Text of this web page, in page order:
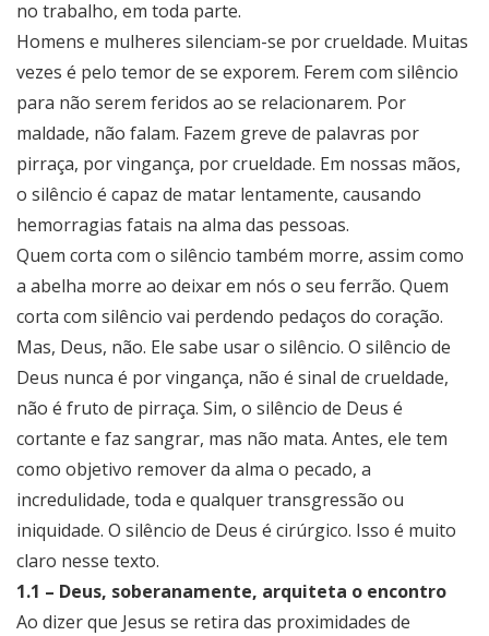
no trabalho, em toda parte.
Homens e mulheres silenciam-se por crueldade. Muitas
vezes é pelo temor de se exporem. Ferem com silêncio
para não serem feridos ao se relacionarem. Por
maldade, não falam. Fazem greve de palavras por
pirraça, por vingança, por crueldade. Em nossas mãos,
o silêncio é capaz de matar lentamente, causando
hemorragias fatais na alma das pessoas.
Quem corta com o silêncio também morre, assim como
a abelha morre ao deixar em nós o seu ferrão. Quem
corta com silêncio vai perdendo pedaços do coração.
Mas, Deus, não. Ele sabe usar o silêncio. O silêncio de
Deus nunca é por vingança, não é sinal de crueldade,
não é fruto de pirraça. Sim, o silêncio de Deus é
cortante e faz sangrar, mas não mata. Antes, ele tem
como objetivo remover da alma o pecado, a
incredulidade, toda e qualquer transgressão ou
iniquidade. O silêncio de Deus é cirúrgico. Isso é muito
claro nesse texto.
1.1 – Deus, soberanamente, arquiteta o encontro
Ao dizer que Jesus se retira das proximidades de